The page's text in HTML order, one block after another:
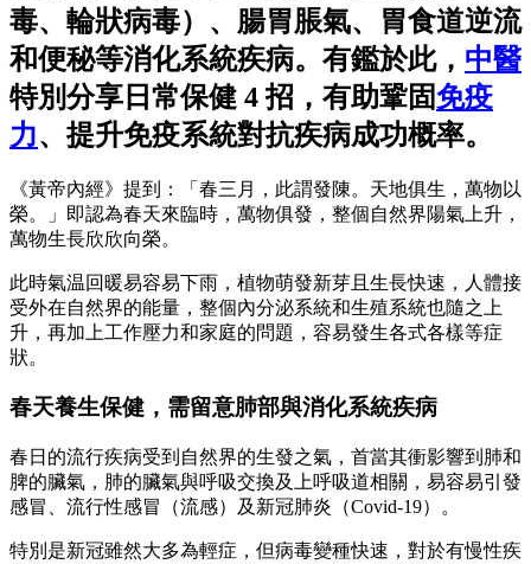
毒、輪狀病毒）、腸胃脹氣、胃食道逆流
和便秘等消化系統疾病。有鑑於此， 中醫
特別分享日常保健 4 招，有助鞏固免疫
力、提升免疫系統對抗疾病成功概率。
《黃帝內經》提到：「春三月，此謂發陳。天地俱生，萬物以
榮。」即認為春天來臨時，萬物俱發，整個自然界陽氣上升，
萬物生長欣欣向榮。
此時氣温回暖易容易下雨，植物萌發新芽且生長快速，人體接
受外在自然界的能量，整個內分泌系統和生殖系統也隨之上
升，再加上工作壓力和家庭的問題，容易發生各式各樣等症
狀。
春天養生保健，需留意肺部與消化系統疾病
春日的流行疾病受到自然界的生發之氣，首當其衝影響到肺和
脾的臟氣，肺的臟氣與呼吸交換及上呼吸道相關，易容易引發
感冒、流行性感冒（流感）及新冠肺炎（Covid-19）。
特別是新冠雖然大多為輕症，但病毒變種快速，對於有慢性疾